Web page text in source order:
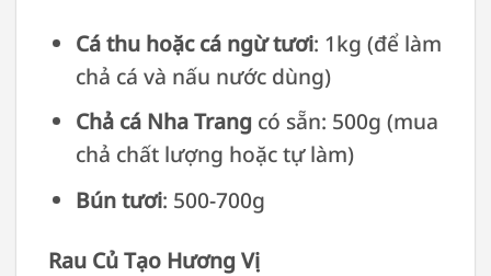
Cá thu hoặc cá ngừ tươi: 1kg (để làm
chả cá và nấu nước dùng)
Chả cá Nha Trang có sẵn: 500g (mua
chả chất lượng hoặc tự làm)
Bún tươi: 500-700g
Rau Củ Tạo Hương Vị